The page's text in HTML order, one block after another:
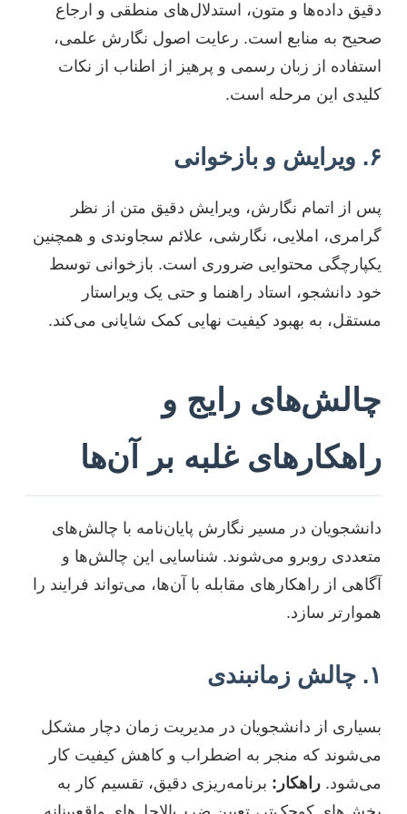
دقیق داده‌ها و متون، استدلال‌های منطقی و ارجاع
صحیح به منابع است. رعایت اصول نگارش علمی،
استفاده از زبان رسمی و پرهیز از اطناب از نکات
کلیدی این مرحله است.
۶. ویرایش و بازخوانی
پس از اتمام نگارش، ویرایش دقیق متن از نظر
گرامری، املایی، نگارشی، علائم سجاوندی و همچنین
یکپارچگی محتوایی ضروری است. بازخوانی توسط
خود دانشجو، استاد راهنما و حتی یک ویراستار
مستقل، به بهبود کیفیت نهایی کمک شایانی می‌کند.
چالش‌های رایج و
راهکارهای غلبه بر آن‌ها
دانشجویان در مسیر نگارش پایان‌نامه با چالش‌های
متعددی روبرو می‌شوند. شناسایی این چالش‌ها و
آگاهی از راهکارهای مقابله با آن‌ها، می‌تواند فرایند را
هموارتر سازد.
۱. چالش زمانبندی
بسیاری از دانشجویان در مدیریت زمان دچار مشکل
می‌شوند که منجر به اضطراب و کاهش کیفیت کار
می‌شود. راهکار: برنامه‌ریزی دقیق، تقسیم کار به